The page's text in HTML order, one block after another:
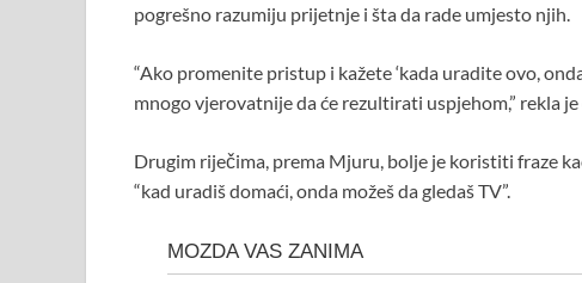
pogrešno razumiju prijetnje i šta da rade umjesto njih.
“Ako promenite pristup i kažete ‘kada uradite ovo,
mnogo vjerovatnije da će rezultirati uspjehom,” rekla je
Drugim riječima, prema Mjuru, bolje je koristiti fraze
“kad uradiš domaći, onda možeš da gledaš TV”.